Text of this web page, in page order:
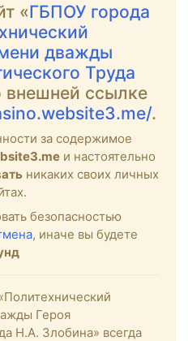
«ГБПОУ города
дважды
Труда
внешней ссылке
.
за содержимое
и настоятельно
никаких своих личных
безопасностью
, иначе вы будете
Героя
Н.А. Злобина» всегда